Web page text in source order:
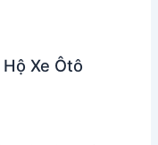
Xe Ôtô